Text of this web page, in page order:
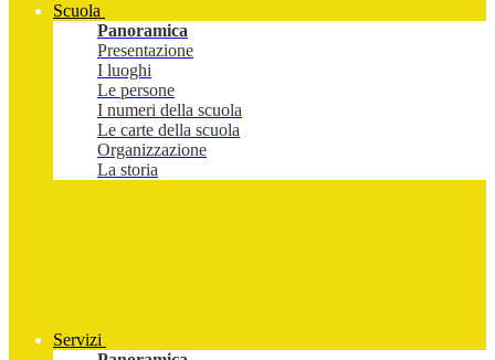
Scuola
Panoramica
Presentazione
I luoghi
Le persone
I numeri della scuola
Le carte della scuola
Organizzazione
La storia
Servizi